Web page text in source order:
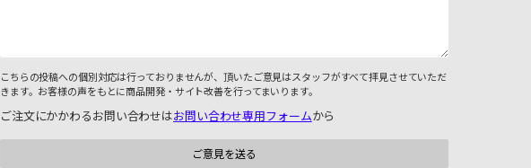
こちらの投稿への個別対応は行っておりませんが、頂いたご意見はスタッフがすべて拝見させていただ
きます。お客様の声をもとに商品開発・サイト改善を行ってまいります。
ご注文にかかわるお問い合わせはお問い合わせ専用フォームから